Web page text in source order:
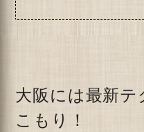
大阪には最新
こもり！